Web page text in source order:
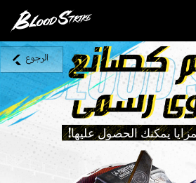
يمكنك الحصول عليها!